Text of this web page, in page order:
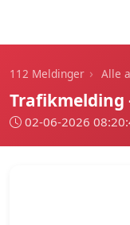
112 Meldinger › Alle
02-06-2026